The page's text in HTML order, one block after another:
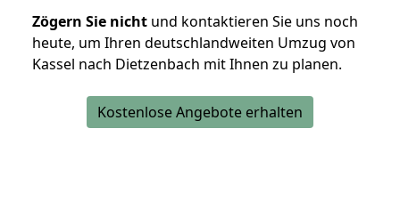
Zögern Sie nicht und kontaktieren Sie uns noch
heute, um Ihren deutschlandweiten Umzug von
Kassel nach Dietzenbach mit Ihnen zu planen.
Kostenlose Angebote erhalten